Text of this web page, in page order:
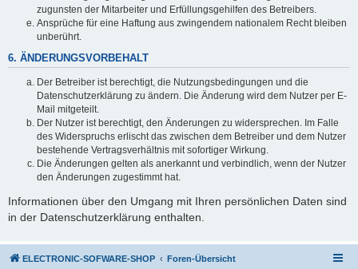
zugunsten der Mitarbeiter und Erfüllungsgehilfen des Betreibers.
Ansprüche für eine Haftung aus zwingendem nationalem Recht bleiben
unberührt.
6. ÄNDERUNGSVORBEHALT
Der Betreiber ist berechtigt, die Nutzungsbedingungen und die
Datenschutzerklärung zu ändern. Die Änderung wird dem Nutzer per E-
Mail mitgeteilt.
Der Nutzer ist berechtigt, den Änderungen zu widersprechen. Im Falle
des Widerspruchs erlischt das zwischen dem Betreiber und dem Nutzer
bestehende Vertragsverhältnis mit sofortiger Wirkung.
Die Änderungen gelten als anerkannt und verbindlich, wenn der Nutzer
den Änderungen zugestimmt hat.
Informationen über den Umgang mit Ihren persönlichen Daten sind
in der Datenschutzerklärung enthalten.
ELECTRONIC-SOFWARE-SHOP Foren-Übersicht